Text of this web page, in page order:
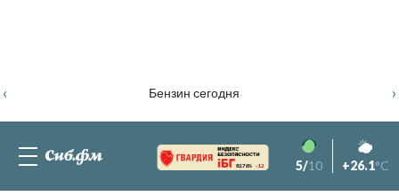
Бензин сегодня
‹ ›
82.76% -1.2 5/10 +26.1°C